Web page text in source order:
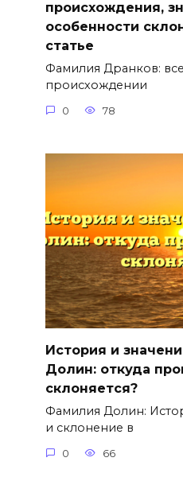
происхождения,
особенности
статье
Фамилия Дранков:
происхождении
0 78
История и
Долин: откуда
склоняется?
Фамилия Долин:
и склонение в
0 66